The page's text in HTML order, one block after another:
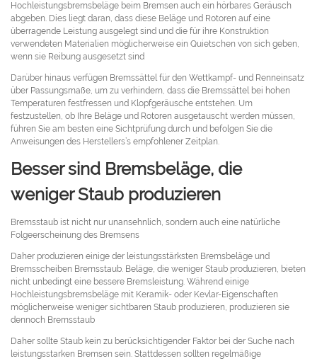
Hochleistungsbremsbeläge beim Bremsen auch ein hörbares Geräusch
abgeben. Dies liegt daran, dass diese Beläge und Rotoren auf eine
überragende Leistung ausgelegt sind und die für ihre Konstruktion
verwendeten Materialien möglicherweise ein Quietschen von sich geben,
wenn sie Reibung ausgesetzt sind
Darüber hinaus verfügen Bremssättel für den Wettkampf- und Renneinsatz
über Passungsmaße, um zu verhindern, dass die Bremssättel bei hohen
Temperaturen festfressen und Klopfgeräusche entstehen. Um
festzustellen, ob Ihre Beläge und Rotoren ausgetauscht werden müssen,
führen Sie am besten eine Sichtprüfung durch und befolgen Sie die
Anweisungen des Herstellers’s empfohlener Zeitplan.
Besser sind Bremsbeläge, die
weniger Staub produzieren
Bremsstaub ist nicht nur unansehnlich, sondern auch eine natürliche
Folgeerscheinung des Bremsens
Daher produzieren einige der leistungsstärksten Bremsbeläge und
Bremsscheiben Bremsstaub. Beläge, die weniger Staub produzieren, bieten
nicht unbedingt eine bessere Bremsleistung. Während einige
Hochleistungsbremsbeläge mit Keramik- oder Kevlar-Eigenschaften
möglicherweise weniger sichtbaren Staub produzieren, produzieren sie
dennoch Bremsstaub
Daher sollte Staub kein zu berücksichtigender Faktor bei der Suche nach
leistungsstarken Bremsen sein. Stattdessen sollten regelmäßige